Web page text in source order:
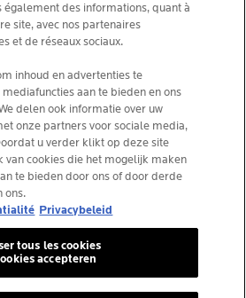
Dermatologique CAI
canal pharmacie
prescrits par les
08/2025, Belgique
des informations, quant à
site, avec nos partenaires
et de réseaux sociaux.
inhoud en advertenties te
aan te bieden en ons
delen ook informatie over uw
onze partners voor sociale media,
u verder klikt op deze site
van cookies die het mogelijk maken
te bieden door ons of door derde
ons.
Privacybeleid
tous les cookies
accepteren